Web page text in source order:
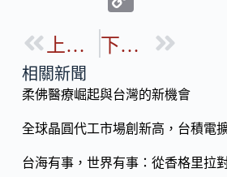
b
o
k
p
Li
n
k
上一篇 下一篇
相關新聞
柔佛醫療崛起與台灣的新機會
全球晶圓代工市場創新高，台積電
台海有事，世界有事：從香格里拉